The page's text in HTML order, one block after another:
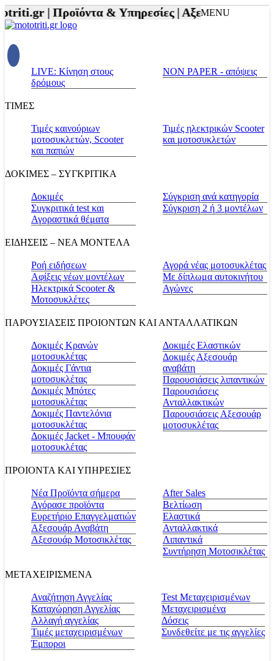
|Προϊόντα & Υπηρεσίες |Αξεσουάρ
MENU
LIVE: Κίνηση στους
δρόμους
NON PAPER - απόψεις
ΤΙΜΕΣ
Τιμές καινούριων
μοτοσυκλετών, Scooter
και παπιών
Τιμές ηλεκτρικών Scooter
και μοτοσυκλετών
ΔΟΚΙΜΕΣ – ΣΥΓΚΡΙΤΙΚΑ
Δοκιμές
Συγκριτικά test και
Αγοραστικά θέματα
Σύγκριση ανά κατηγορία
Σύγκριση 2 ή 3 μοντέλων
ΕΙΔΗΣΕΙΣ – ΝΕΑ ΜΟΝΤΕΛΑ
Ροή ειδήσεων
Αφίξεις νέων μοντέλων
Ηλεκτρικά Scooter &
Μοτοσυκλέτες
Αγορά νέας μοτοσυκλέτας
Με δίπλωμα αυτοκινήτου
Αγώνες
ΠΑΡΟΥΣΙΑΣΕΙΣ ΠΡΟΙΟΝΤΩΝ ΚΑΙ ΑΝΤΑΛΛΑΤΙΚΩΝ
Δοκιμές Κρανών
μοτοσυκλέτας
Δοκιμές Γάντια
μοτοσυκλέτας
Δοκιμές Μπότες
μοτοσυκλέτας
Δοκιμές Παντελόνια
μοτοσυκλέτας
Δοκιμές Jacket - Μπουφάν
μοτοσυκλέτας
Δοκιμές Ελαστικών
Δοκιμές Αξεσουάρ
αναβάτη
Παρουσιάσεις λιπαντικών
Παρουσιάσεις
Ανταλλακτικών
Παρουσιάσεις Αξεσουάρ
μοτοσυκλέτας
ΠΡΟΙΟΝΤΑ ΚΑΙ ΥΠΗΡΕΣΙΕΣ
Νέα Προϊόντα σήμερα
Αγόρασε προϊόντα
Ευρετήριο Επαγγελματιών
Αξεσουάρ Αναβάτη
Αξεσουάρ Μοτοσικλέτας
Αfter Sales
Βελτίωση
Ελαστικά
Ανταλλακτικά
Λιπαντικά
Συντήρηση Μοτοσικλέτας
ΜΕΤΑΧΕΙΡΙΣΜΕΝΑ
Αναζήτηση Αγγελίας
Καταχώρηση Αγγελίας
Αλλαγή αγγελίας
Τιμές μεταχειρισμένων
Έμποροι
Test Μεταχειρισμένων
Μεταχειρισμένα
Δόσεις
Συνδεθείτε με τις αγγελίες